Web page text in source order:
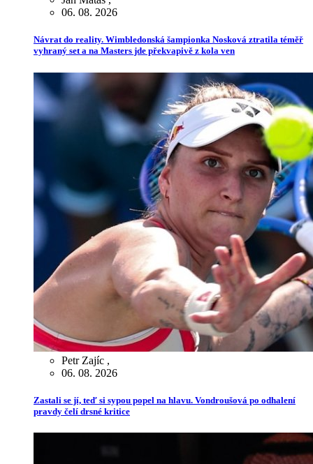
06. 08. 2026
Návrat do reality. Wimbledonská šampionka Nosková ztratila téměř
vyhraný set a na Masters jde překvapivě z kola ven
Petr Zajíc ,
06. 08. 2026
Zastali se jí, teď si sypou popel na hlavu. Vondroušová po odhalení
pravdy čelí drsné kritice